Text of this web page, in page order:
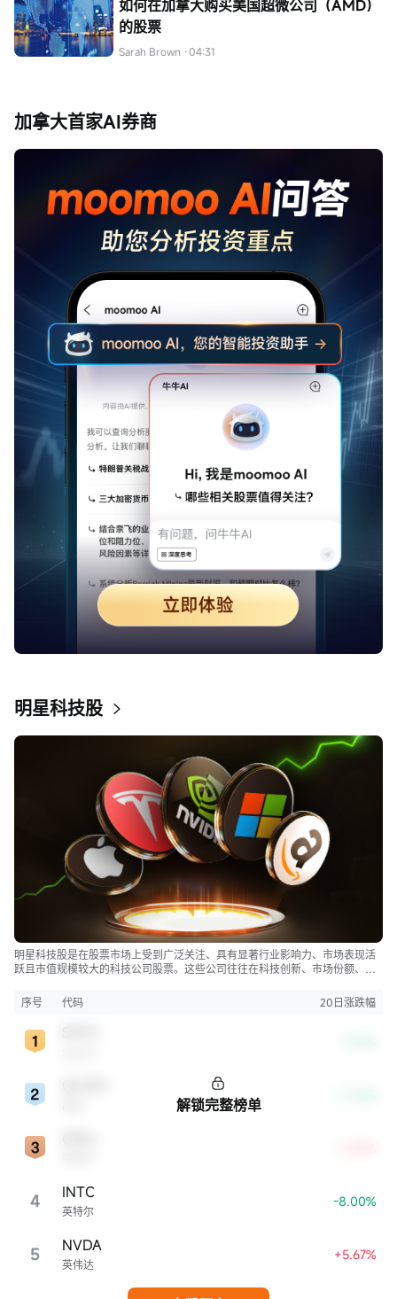
如何在加拿大购买美国超微公司（AMD）
的股票
Sarah Brown ·04:31
加拿大首家AI券商
明星科技股
明星科技股是在股票市场上受到广泛关注、具有显著行业影响力、市场表现活
跃且市值规模较大的科技公司股票。这些公司往往在科技创新、市场份额、品
市，特别是科技行业板块乃至全球经济具有显著影响。
序号 代码 20日涨跌幅
4 英特尔
INTC -8.00%
5 英伟达
NVDA +5.67%
解锁完整榜单